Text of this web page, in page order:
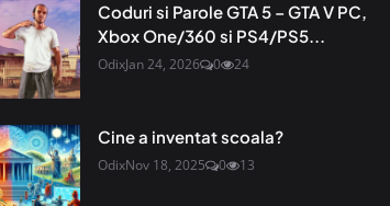
Coduri si Parole GTA 5 – GTA V PC,
Xbox One/360 si PS4/PS5...
OdixJan 24, 2026 0 24
Cine a inventat scoala?
OdixNov 18, 2025 0 13